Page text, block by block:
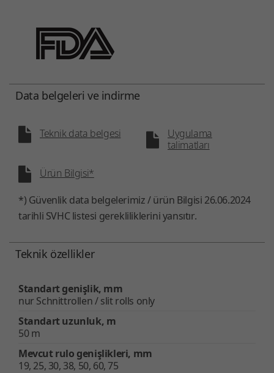
Data belgeleri ve indirme
Teknik data belgesi
Uygulama
talimatları
Ürün Bilgisi*
*) Güvenlik data belgelerimiz / ürün Bilgisi 26.06.2024
tarihli SVHC listesi gerekliliklerini yansıtır.
Teknik özellikler
Standart genişlik, mm
nur Schnittrollen / slit rolls only
Standart uzunluk, m
50 m
Mevcut rulo genişlikleri, mm
19, 25, 30, 38, 50, 60, 75